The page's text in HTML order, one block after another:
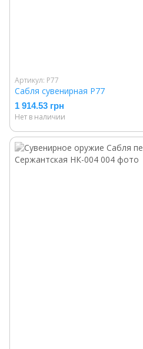
Артикул: P77
Сабля сувенирная P77
1 914.53 грн
Нет в наличии